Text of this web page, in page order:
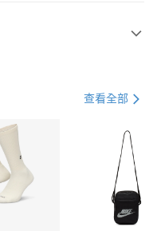
21家銀行
一商業銀行
化商業銀行
查看全部